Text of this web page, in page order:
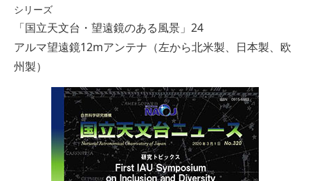
シリーズ
「国立天文台・望遠鏡のある風景」24
アルマ望遠鏡12mアンテナ（左から北米製、日本製、欧
州製）